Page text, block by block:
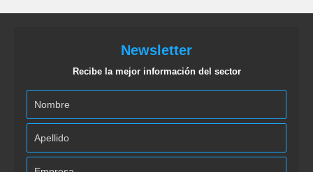
Newsletter
Recibe la mejor información del sector